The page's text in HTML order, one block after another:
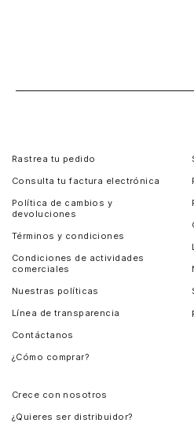
Rastrea tu pedido
Consulta tu factura electrónica
Política de cambios y
devoluciones
Términos y condiciones
Condiciones de actividades
comerciales
Nuestras políticas
Línea de transparencia
Contáctanos
¿Cómo comprar?
Crece con nosotros
¿Quieres ser distribuidor?